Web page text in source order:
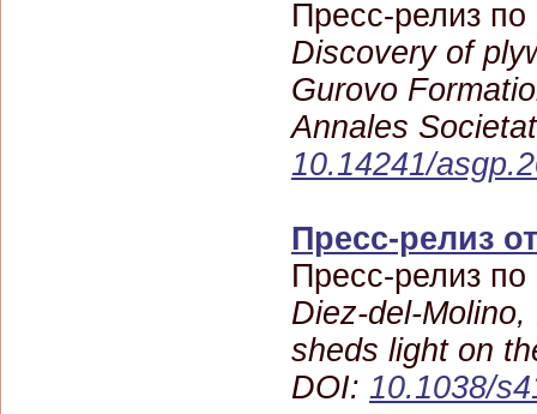
Пресс-релиз по
Discovery of
Gurovo
Annales
10.14241/
Пресс-релиз
Пресс-релиз по
Diez-del-
sheds light on
DOI: 10.1038/